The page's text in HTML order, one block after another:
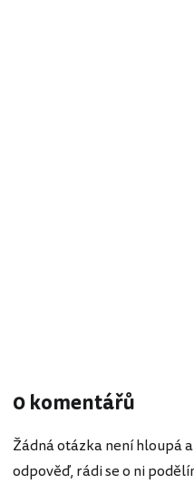
0 komentářů
Žádná otázka není hloupá
odpověď, rádi se o ni